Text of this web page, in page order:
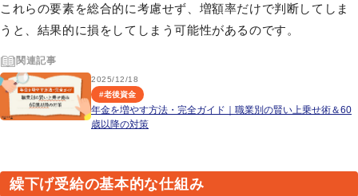
これらの要素を総合的に考慮せず、増額率だけで判断してしま
うと、結果的に損をしてしまう可能性があるのです。
関連記事
2025/12/18
#老後資金
年金を増やす方法・完全ガイド｜職業別の賢い上乗せ術＆60
歳以降の対策
繰下げ受給の基本的な仕組み